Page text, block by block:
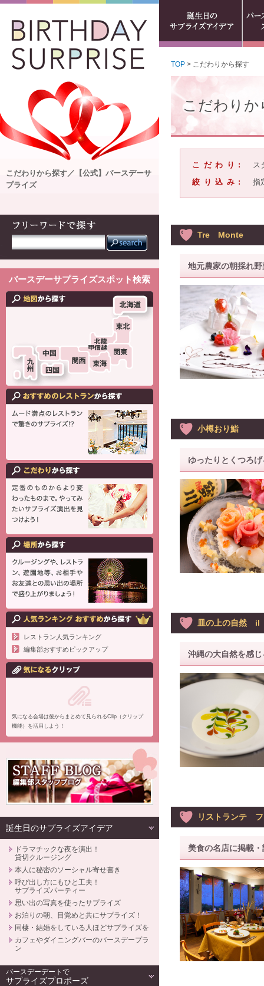
こだわりから探す／【公式】バースデーサ
プライズ
TOP > こだわりから探す
こだわりか
こだわり:
ス
絞り込み:
指
Tre Monte
地元農家の朝採れ
小樽おり鮨
ゆったりとくつろ
皿の上の自然
沖縄の大自然を感
リストランテ
美食の名店に掲載
バースデーサプライズスポット検索
レストラン人気ランキング
編集部おすすめピックアップ
気になる会場は後からまとめて見られるClip（クリップ
機能）を活用しよう！
誕生日のサプライズアイデア
ドラマチックな夜を演出！
貸切クルージング
本人に秘密のソーシャル寄せ書き
呼び出し方にもひと工夫！
サプライズパーティー
思い出の写真を使ったサプライズ
お泊りの朝、目覚めと共にサプライズ！
同棲・結婚をしている人ほどサプライズを
カフェやダイニングバーのバースデープラ
ン
バースデーデートで
サプライズプロポーズ